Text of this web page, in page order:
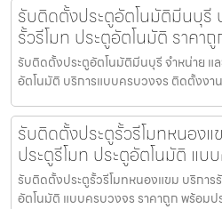
รับติดตั้งประตูอัตโนมัติมีนบุรี
รั้วรีโมท ประตูอัตโนมัติ ราคาถู
รับติดตั้งประตูอัตโนมัติมีนบุรี จำหน่าย แ
อัตโนมัติ บริการแบบครบวงจร ติดตั้งงา
รับติดตั้งประตูรั้วรีโมทหนอง
ประตูรีโมท ประตูอัตโนมัติ แบ
รับติดตั้งประตูรั้วรีโมทหนองแขม บริการ
อัตโนมัติ แบบครบวงจร ราคาถูก พร้อมป